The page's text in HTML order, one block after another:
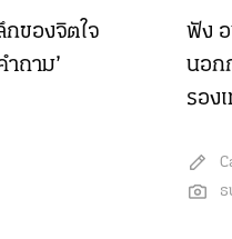
ของจิตใจ
ถาม’
ฟัง
นอก
รอง